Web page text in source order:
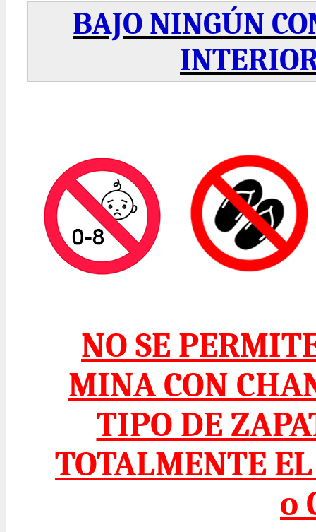
BAJO NINGÚN
NO SE
MINA CON
TIPO DE
TOTALMENTE
o